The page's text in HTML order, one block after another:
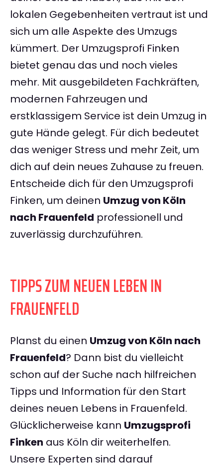
lokalen Gegebenheiten vertraut ist und
sich um alle Aspekte des Umzugs
kümmert. Der Umzugsprofi Finken
bietet genau das und noch vieles
mehr. Mit ausgebildeten Fachkräften,
modernen Fahrzeugen und
erstklassigem Service ist dein Umzug in
gute Hände gelegt. Für dich bedeutet
das weniger Stress und mehr Zeit, um
dich auf dein neues Zuhause zu freuen.
Entscheide dich für den Umzugsprofi
Finken, um deinen Umzug von Köln
nach Frauenfeld professionell und
zuverlässig durchzuführen.
TIPPS ZUM NEUEN LEBEN IN
FRAUENFELD
Planst du einen Umzug von Köln nach
Frauenfeld? Dann bist du vielleicht
schon auf der Suche nach hilfreichen
Tipps und Information für den Start
deines neuen Lebens in Frauenfeld.
Glücklicherweise kann Umzugsprofi
Finken aus Köln dir weiterhelfen.
Unsere Experten sind darauf